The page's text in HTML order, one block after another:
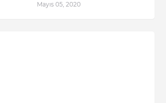
Mayıs 05, 2020